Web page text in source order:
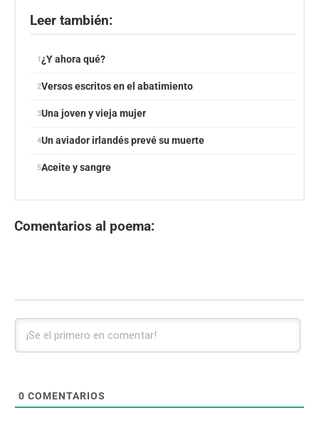
Leer también:
¿Y ahora qué?
Versos escritos en el abatimiento
Una joven y vieja mujer
Un aviador irlandés prevé su muerte
Aceite y sangre
Comentarios al poema:
0 COMENTARIOS